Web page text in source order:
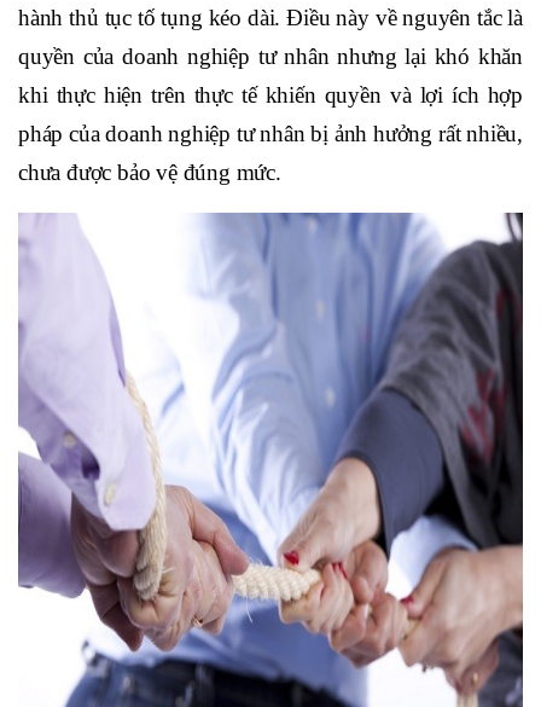
hành thủ tục tố tụng kéo dài. Điều này về nguyên tắc là
quyền của doanh nghiệp tư nhân nhưng lại khó khăn
khi thực hiện trên thực tế khiến quyền và lợi ích hợp
pháp của doanh nghiệp tư nhân bị ảnh hưởng rất nhiều,
chưa được bảo vệ đúng mức.